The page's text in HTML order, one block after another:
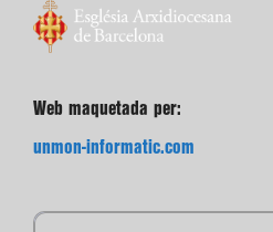
Web maquetada per:
unmon-informatic.com